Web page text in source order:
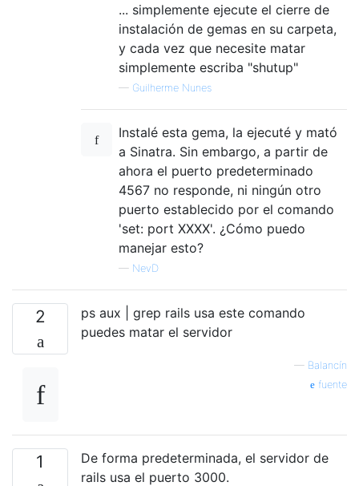
... simplemente ejecute el cierre de
instalación de gemas en su carpeta,
y cada vez que necesite matar
simplemente escriba "shutup"
— Guilherme Nunes
Instalé esta gema, la ejecuté y mató
a Sinatra. Sin embargo, a partir de
ahora el puerto predeterminado
4567 no responde, ni ningún otro
puerto establecido por el comando
'set: port XXXX'. ¿Cómo puedo
manejar esto?
— NevD
2
ps aux | grep rails usa este comando
puedes matar el servidor
— Balancín
fuente
1
De forma predeterminada, el servidor de
rails usa el puerto 3000.